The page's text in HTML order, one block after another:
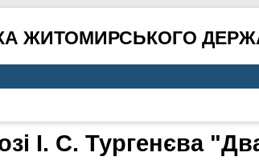
ЖИТОМИРСЬКОГО
І. С. Тургенєва